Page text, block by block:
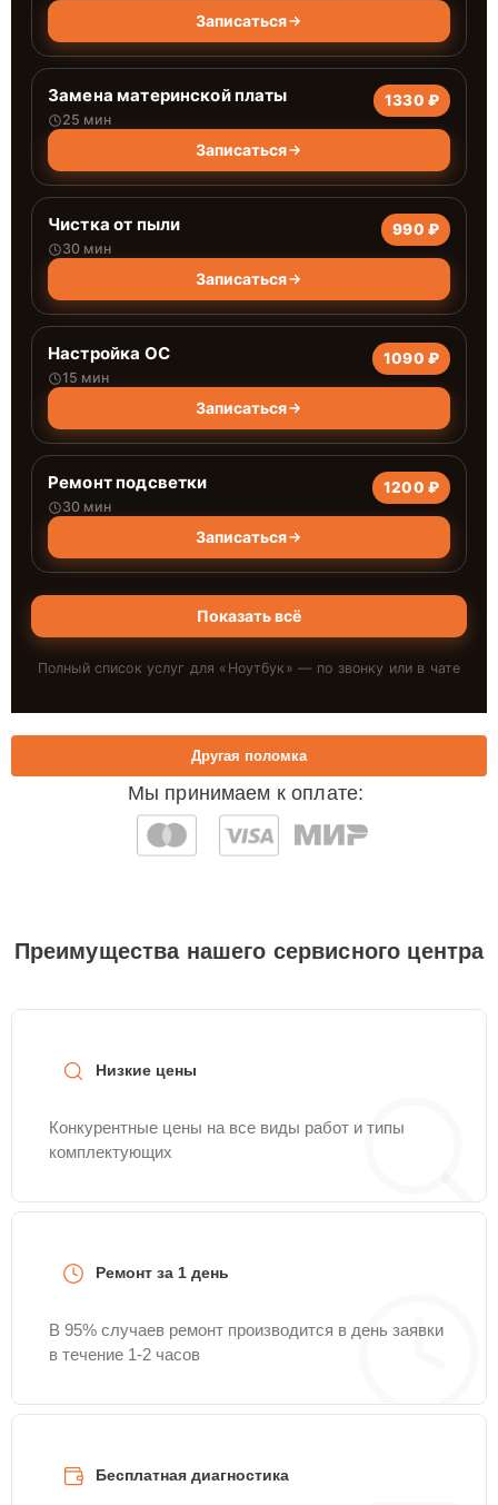
Записаться
Замена материнской платы
25 мин
1330 ₽
Записаться
Чистка от пыли
30 мин
990 ₽
Записаться
Настройка ОС
15 мин
1090 ₽
Записаться
Ремонт подсветки
30 мин
1200 ₽
Записаться
Показать всё
Полный список услуг для « Ноутбук » — по звонку или в чате
Мы принимаем к оплате:
Другая поломка
Преимущества нашего сервисного центра
Низкие цены
Конкурентные цены на все виды работ и типы
комплектующих
Ремонт за 1 день
В 95% случаев ремонт производится в день заявки
в течение 1-2 часов
Бесплатная диагностика